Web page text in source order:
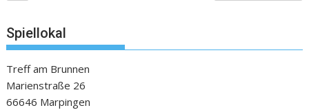
Spiellokal
Treff am Brunnen
Marienstraße 26
66646 Marpingen